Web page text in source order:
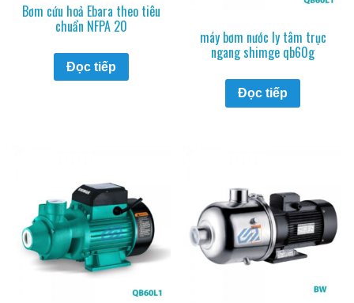
Bơm cứu hoả Ebara theo tiêu
chuẩn NFPA 20
Đọc tiếp
máy bơm nước ly tâm trục
ngang shimge qb60g
Đọc tiếp